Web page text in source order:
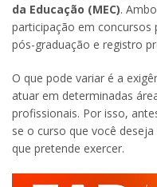
da Educação (MEC).
participação em concursos
pós-graduação e registro
O que pode variar é a
atuar em determinadas
profissionais. Por isso,
se o curso que você
que pretende exercer.